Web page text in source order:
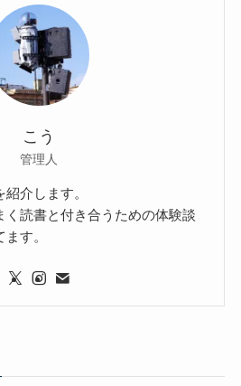
こう
管理人
介します。
く読書と付き合うための体験談
す。